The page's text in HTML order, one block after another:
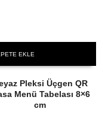
EKLE
Pleksi Üçgen QR
Menü Tabelası 8×6
cm